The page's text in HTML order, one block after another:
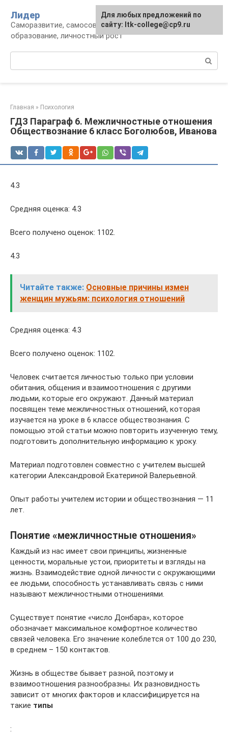
контенту
Лидер
Саморазвитие, самосовершенствование,
образование, личностный рост
Главная » Психология
ГДЗ Параграф 6. Межличностные отношения
Обществознание 6 класс Боголюбов, Иванова
4.3
Средняя оценка: 4.3
Всего получено оценок: 1102.
4.3
Читайте также: Основные причины измен
женщин мужьям: психология отношений
Средняя оценка: 4.3
Всего получено оценок: 1102.
Человек считается личностью только при условии
обитания, общения и взаимоотношения с другими
людьми, которые его окружают. Данный материал
посвящен теме межличностных отношений, которая
изучается на уроке в 6 классе обществознания. С
помощью этой статьи можно повторить изученную тему,
подготовить дополнительную информацию к уроку.
Материал подготовлен совместно с учителем высшей
категории Александровой Екатериной Валерьевной.
Опыт работы учителем истории и обществознания — 11
лет.
Понятие «межличностные отношения»
Каждый из нас имеет свои принципы, жизненные
ценности, моральные устои, приоритеты и взгляды на
жизнь. Взаимодействие одной личности с окружающими
ее людьми, способность устанавливать связь с ними
называют межличностными отношениями.
Существует понятие «число Донбара», которое
обозначает максимальное комфортное количество
связей человека. Его значение колеблется от 100 до 230,
в среднем – 150 контактов.
Жизнь в обществе бывает разной, поэтому и
взаимоотношения разнообразны. Их разновидность
зависит от многих факторов и классифицируется на
такие типы
:
Для любых предложений по
сайту: ltk-college@cp9.ru